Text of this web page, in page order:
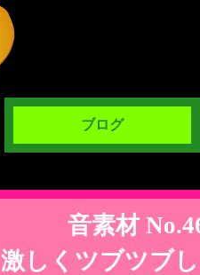
ブログ
音素材
激しくツブツブ